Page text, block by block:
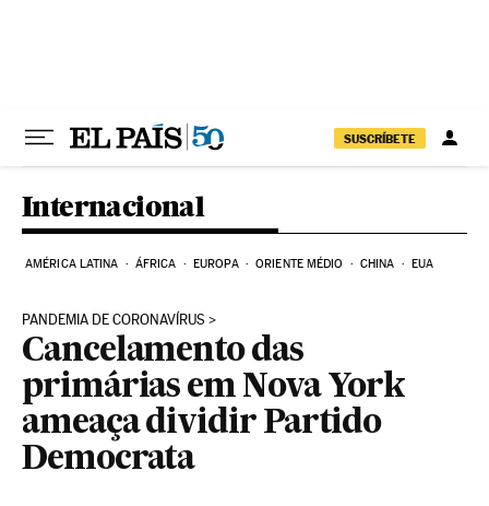
SUSCRÍBETE
Internacional
AMÉRICA LATINA ÁFRICA EUROPA ORIENTE MÉDIO CHINA EUA
PANDEMIA DE CORONAVÍRUS
Cancelamento das
primárias em Nova York
ameaça dividir Partido
Democrata